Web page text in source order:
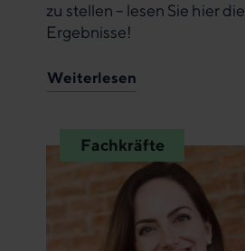
zu stellen – lesen Sie hier die
Ergebnisse!
Weiterlesen
Fachkräfte